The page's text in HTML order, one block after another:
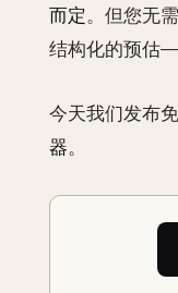
而定。但您无
结构化的预估
今天我们发布
器。